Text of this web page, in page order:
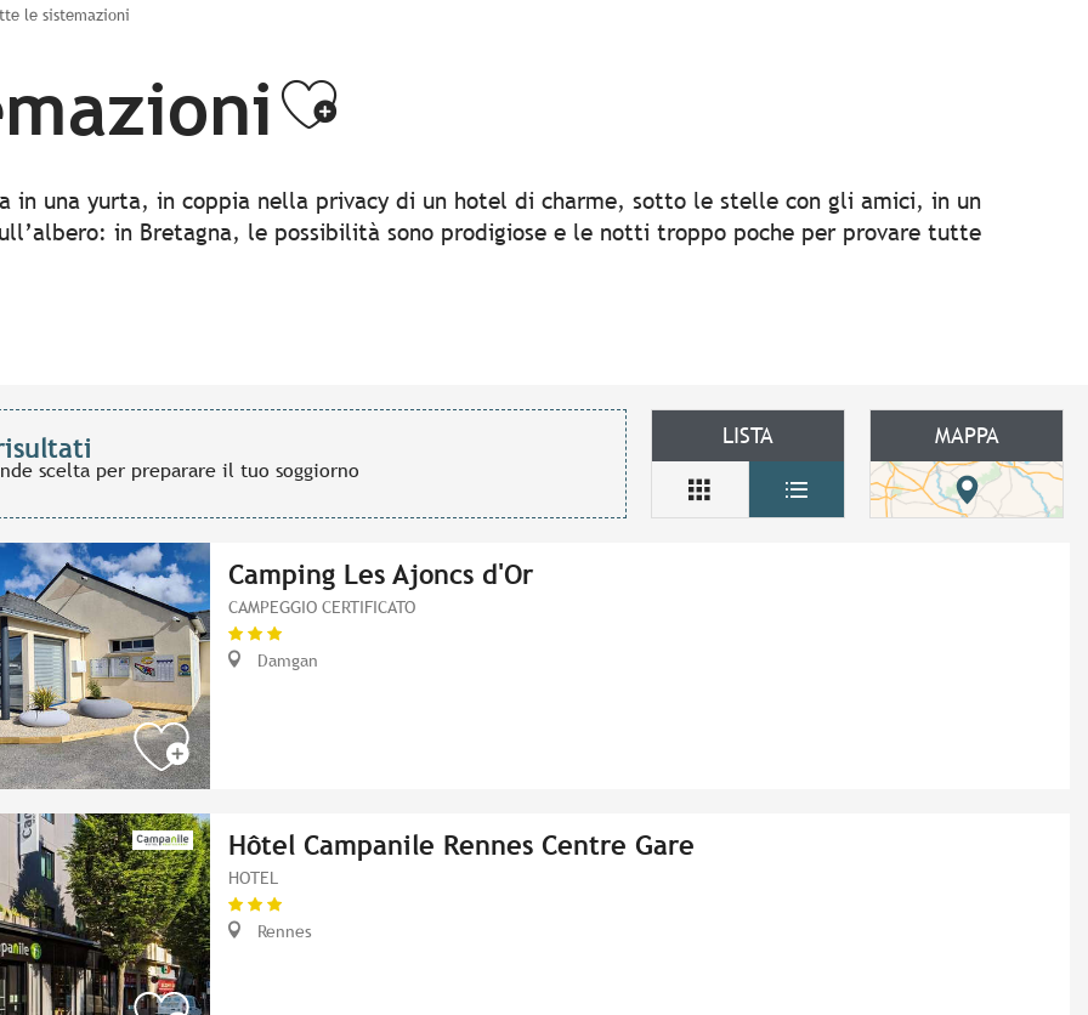
le sistemazioni
Ajouter aux favoris
in una yurta, in coppia nella privacy di un hotel di charme, sotto le stelle con gli amici, in un
in Bretagna, le possibilità sono prodigiose e le notti troppo poche per provare tutte
scelta per preparare il tuo soggiorno
LISTA MAPPA
Camping Les Ajoncs d'Or
CAMPEGGIO CERTIFICATO
Damgan
Hôtel Campanile Rennes Centre Gare
HOTEL
Rennes